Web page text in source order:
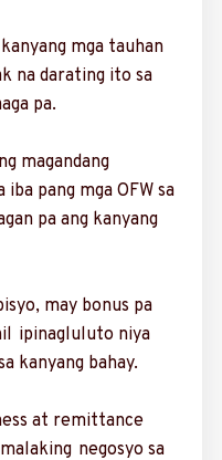
mga tauhan
na darating ito sa
pa.
magandang
pang mga OFW sa
pa ang kanyang
may bonus pa
ipinagluluto niya
kanyang bahay.
at remittance
negosyo sa